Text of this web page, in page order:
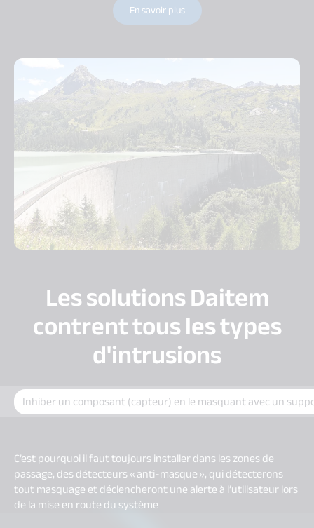
En savoir plus
Les solutions Daitem
contrent tous les types
d'intrusions
Inhiber un composant (capteur) en le masquant avec un
C’est pourquoi il faut toujours installer dans les zones de
passage, des détecteurs « anti-masque », qui détecterons
tout masquage et déclencheront une alerte à l’utilisateur lors
de la mise en route du système